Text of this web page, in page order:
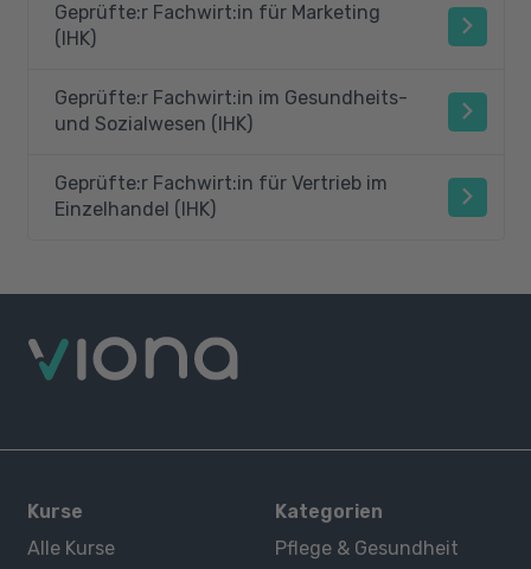
Geprüfte:r Fachwirt:in für Marketing
(IHK)
Geprüfte:r Fachwirt:in im Gesundheits-
und Sozialwesen (IHK)
Geprüfte:r Fachwirt:in für Vertrieb im
Einzelhandel (IHK)
Kurse
Alle Kurse
Kategorien
Pflege & Gesundheit